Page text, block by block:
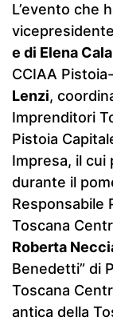
L’evento che
e di Elena
CCIAA
Lenzi,
Imprenditori
Pistoia
Impresa, il
durante il
Responsabile
Toscana
Roberta
Benedetti” di
Toscana
antica della